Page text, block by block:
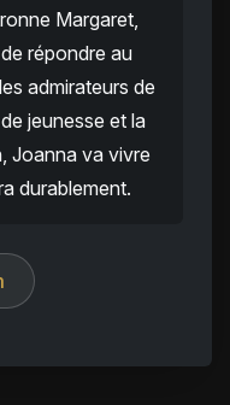
Margaret,
répondre au
admirateurs de
jeunesse et la
Joanna va vivre
durablement.